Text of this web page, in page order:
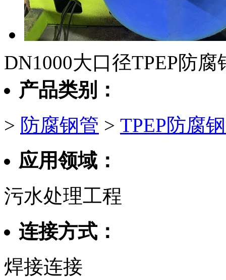
DN1000大口径TPEP防腐
产品类别：
> 防腐钢管 > TPEP防腐
应用领域：
污水处理工程
连接方式：
焊接连接